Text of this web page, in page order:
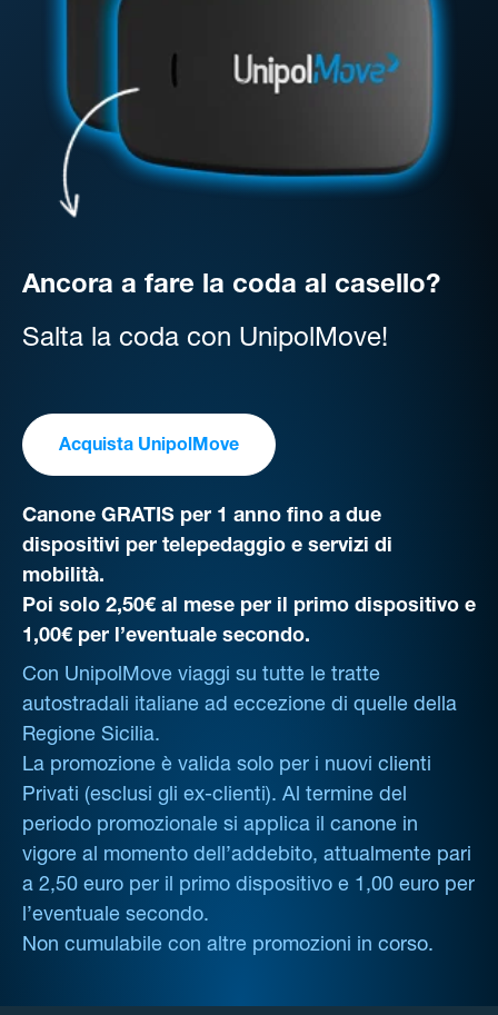
Ancora a fare la coda al casello?
Salta la coda con UnipolMove!
Acquista UnipolMove
Canone GRATIS per 1 anno fino a due
dispositivi per telepedaggio e servizi di
mobilità.
Poi solo 2,50€ al mese per il primo dispositivo e
1,00€ per l’eventuale secondo.
Con UnipolMove viaggi su tutte le tratte
autostradali italiane ad eccezione di quelle della
Regione Sicilia.
La promozione è valida solo per i nuovi clienti
Privati (esclusi gli ex-clienti). Al termine del
periodo promozionale si applica il canone in
vigore al momento dell’addebito, attualmente pari
a 2,50 euro per il primo dispositivo e 1,00 euro per
l’eventuale secondo.
Non cumulabile con altre promozioni in corso.